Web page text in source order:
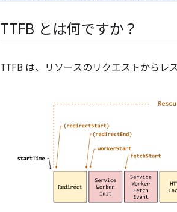
TTFB とは何ですか？
TTFB は、リソースのリクエストからレ